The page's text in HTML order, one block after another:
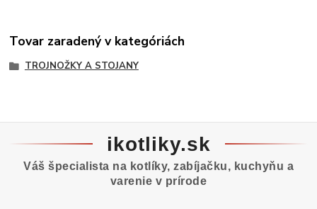
Tovar zaradený v kategóriách
TROJNOŽKY A STOJANY
ikotliky.sk
Váš špecialista na kotlíky, zabíjačku, kuchyňu a
varenie v prírode